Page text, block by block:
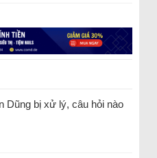
Dũng bị xử lý, câu hỏi nào